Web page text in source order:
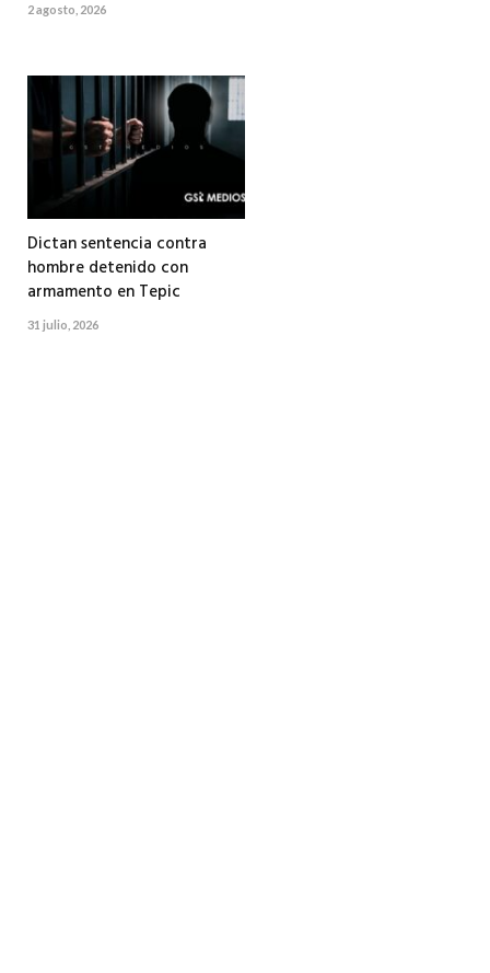
2 agosto, 2026
Dictan sentencia contra
hombre detenido con
armamento en Tepic
31 julio, 2026